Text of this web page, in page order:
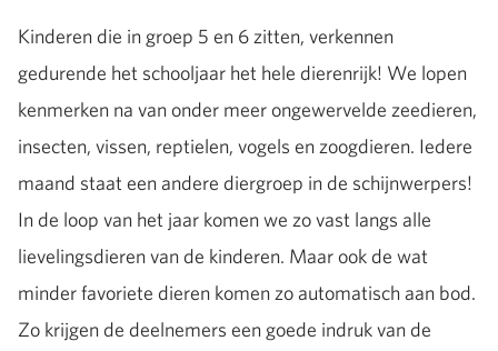
Kinderen die in groep 5 en 6 zitten, verkennen
gedurende het schooljaar het hele dierenrijk! We lopen
kenmerken na van onder meer ongewervelde zeedieren,
insecten, vissen, reptielen, vogels en zoogdieren. Iedere
maand staat een andere diergroep in de schijnwerpers!
In de loop van het jaar komen we zo vast langs alle
lievelingsdieren van de kinderen. Maar ook de wat
minder favoriete dieren komen zo automatisch aan bod.
Zo krijgen de deelnemers een goede indruk van de